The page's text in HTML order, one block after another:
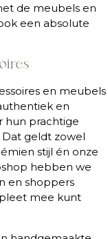
de meubels en
een absolute
en meubels
en
hun prachtige
geldt zowel
stijl én onze
hebben we
en shoppers
mee kunt